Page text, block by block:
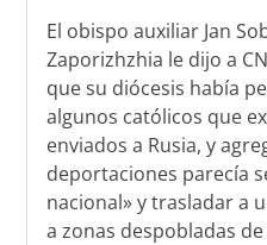
El obispo auxiliar Jan
Zaporizhzhia le dijo a
que su diócesis había
algunos católicos que
enviados a Rusia, y
deportaciones parecía
nacional» y trasladar a
a zonas despobladas de